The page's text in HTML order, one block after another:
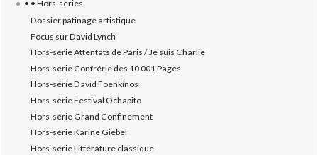
• • Hors-séries
Dossier patinage artistique
Focus sur David Lynch
Hors-série Attentats de Paris / Je suis Charlie
Hors-série Confrérie des 10 001 Pages
Hors-série David Foenkinos
Hors-série Festival Ochapito
Hors-série Grand Confinement
Hors-série Karine Giebel
Hors-série Littérature classique